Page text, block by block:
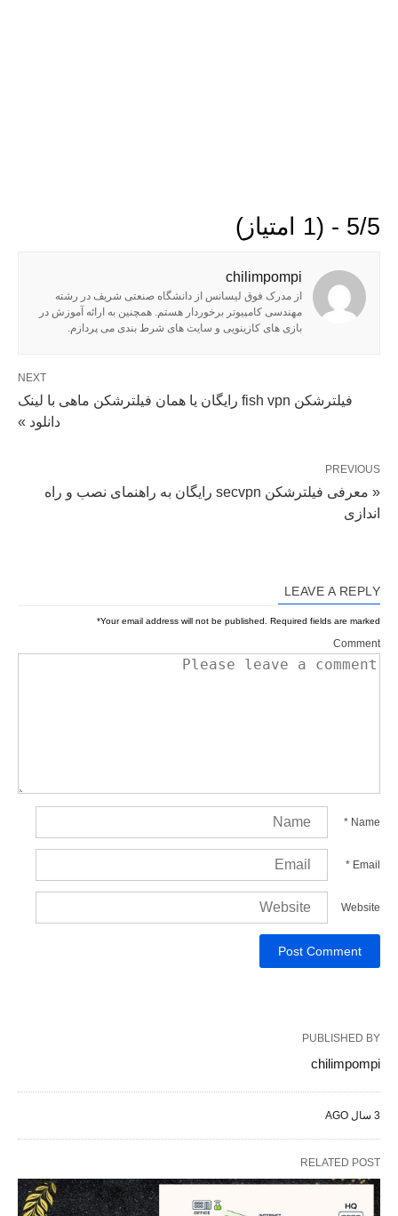
5/5 - (1 امتیاز)
chilimpompi
از مدرک فوق لیسانس از دانشگاه صنعتی شریف در رشته
مهندسی کامپیوتر برخوردار هستم. همچنین به ارائه آموزش در
بازی های کازینویی و سایت های شرط بندی می پردازم.
NEXT
فیلترشکن fish vpn رایگان یا همان فیلترشکن ماهی با لینک
دانلود »
PREVIOUS
« معرفی فیلترشکن secvpn رایگان به راهنمای نصب و راه
اندازی
LEAVE A REPLY
Your email address will not be published. Required fields are marked
*
Comment
Name
*
Email
*
Website
PUBLISHED BY
chilimpompi
3 سال AGO
RELATED POST